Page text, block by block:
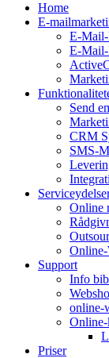
Home
E-
E-Mail-
E-
Send
CRM
SMS-
Online
Support
Info
online-
Priser